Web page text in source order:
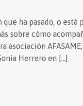
que ha pasado, o
sobre cómo
asociación
Herrero en […]